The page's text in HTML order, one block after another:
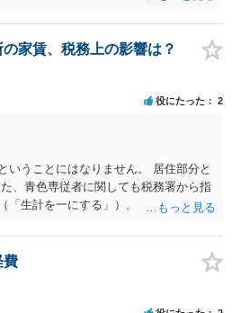
をしなかった場合には、税務署の調査
プラスして加算税の処分を科される場
ない限り単なる無申告だけでは直ちに
家賃、税務上の影響は？
役にたった 2
いうことにはなりません。 居住部分と
、青色専従者に関しても税務署から指
「生計を一にする」）。
費